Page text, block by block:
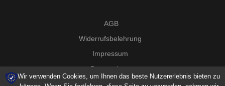
AGB
Widerrufsbelehrung
Impressum
Datenschutz
Wir verwenden Cookies, um Ihnen das beste Nutzererlebnis bieten zu